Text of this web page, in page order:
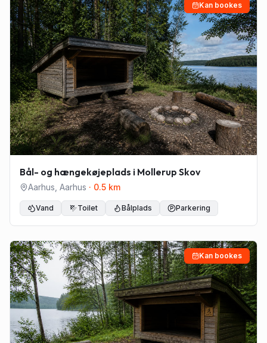
Kan bookes
Bål- og hængekøjeplads i Mollerup Skov
Aarhus Aarhus · 0.5 km
Vand Toilet Bålplads Parkering
Kan bookes